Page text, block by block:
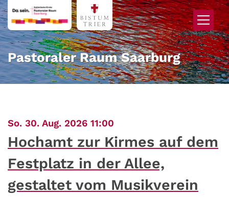
Zum Inhalt springen
Pastoraler Raum Saarburg
So. 30. Aug. 2026 11:00
Hochamt zur Kirmes auf dem
Festplatz in der Allee,
gestaltet vom Musikverein